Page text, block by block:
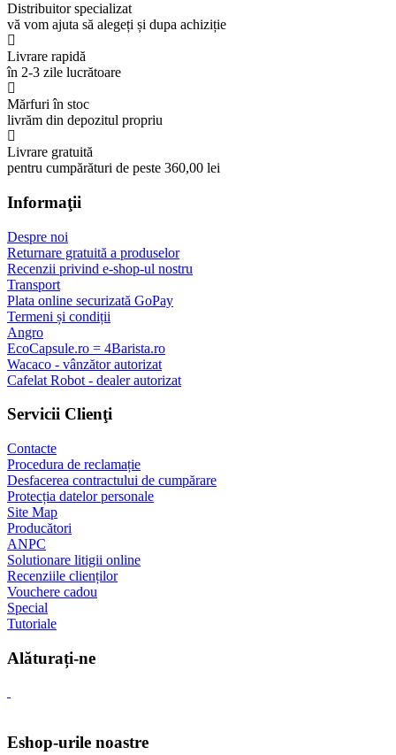
Distribuitor specializat
vă vom ajuta să alegeți și dupa achiziție
Livrare rapidă
în 2-3 zile lucrătoare
Mărfuri în stoc
livrăm din depozitul propriu
Livrare gratuită
pentru cumpărături de peste 360,00 lei
Informaţii
Despre noi
Returnare gratuită a produselor
Recenzii privind e-shop-ul nostru
Transport
Plata online securizată GoPay
Termeni și condiții
Angro
EcoCapsule.ro = 4Barista.ro
Wacaco - vânzător autorizat
Cafelat Robot - dealer autorizat
Servicii Clienţi
Contacte
Procedura de reclamație
Desfacerea contractului de cumpărare
Protecția datelor personale
Site Map
Producători
ANPC
Solutionare litigii online
Recenziile clienților
Vouchere cadou
Special
Tutoriale
Alăturați-ne
Eshop-urile noastre